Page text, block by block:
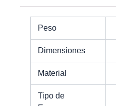
Peso
Dimensiones
Material
Tipo de